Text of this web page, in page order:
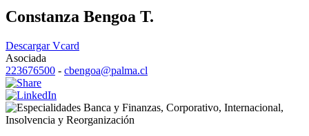
Constanza Bengoa T.
Descargar Vcard
Asociada
223676500 - cbengoa@palma.cl
Banca y Finanzas, Corporativo, Internacional,
Insolvencia y Reorganización